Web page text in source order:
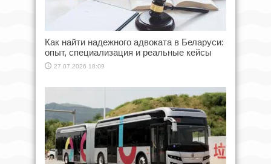
Как найти надежного адвоката в Беларуси:
опыт, специализация и реальные кейсы
27.07.2026 18:09